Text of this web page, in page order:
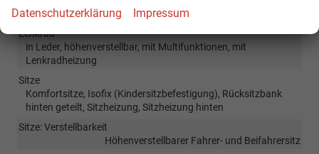
Laderaumabdeckung
Lenkrad
in Leder, höhenverstellbar, mit Multifunktionen, mit
Lenkradheizung
Sitze
Komfortsitze, Isofix (Kindersitzbefestigung), Rücksitzbank
hinten geteilt, Sitzheizung, Sitzheizung hinten
Sitze: Verstellbarkeit
Höhenverstellbarer Fahrer- und Beifahrersitz
Datenschutzerklärung Impressum